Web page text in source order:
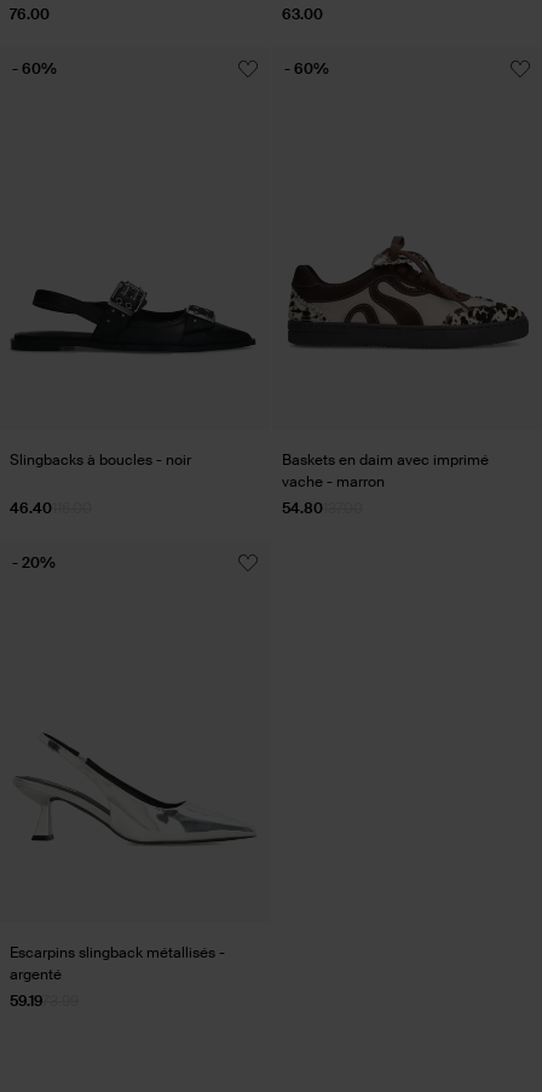
76.00
63.00
Slingbacks à boucles - noir
46.40
- 60%
Baskets en daim avec imprimé
vache - marron
54.80
- 60%
Escarpins slingback métallisés -
argenté
59.19
- 20%